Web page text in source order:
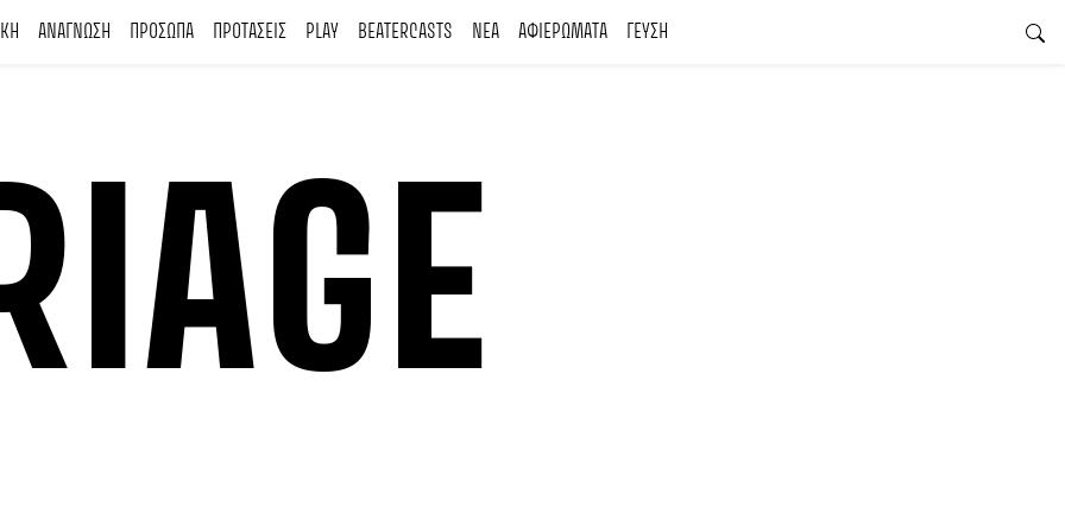
ΑΝΑΓΝΩΣΗ ΠΡΟΣΩΠΑ ΠΡΟΤΑΣΕΙΣ PLAY BEATERCASTS ΝΕΑ ΑΦΙΕΡΩΜΑΤΑ ΓΕΥΣΗ